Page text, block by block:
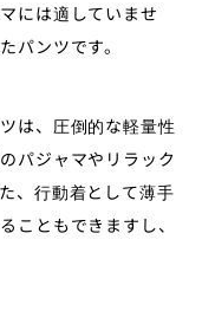
には適していませ
パンツです。
は、圧倒的な軽量性
パジャマやリラック
、行動着として薄手
こともできますし、